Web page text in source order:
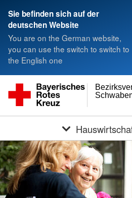
Sie befinden sich auf der
deutschen Website
You are on the German website,
you can use the switch to switch to
the English one